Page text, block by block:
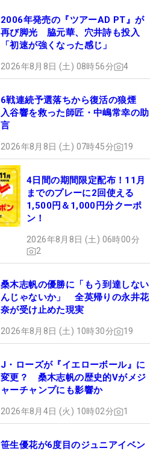
2006年発売の『ツアーAD PT』が
再び脚光 脇元華、穴井詩も投入
「初速が強くなった感じ」
2026年8月8日 (土) 08時56分 4
6戦連続予選落ちから復活の狼煙
入谷響を救った師匠・中嶋常幸の助
言
2026年8月8日 (土) 07時45分 19
4日間の期間限定配布！11月
までのプレーに2回使える
1,500円＆1,000円分クーポ
ン！
2026年8月8日 (土) 06時00分
2
桑木志帆の優勝に「もう到達しない
んじゃないか」 全英帰りの永井花
奈が受け止めた現実
2026年8月8日 (土) 10時30分 19
J・ローズが『イエローボール』に
変更？ 桑木志帆の歴史的Vがメジ
ャーチャンプにも影響か
2026年8月4日 (火) 10時02分 1
笹生優花が6度目のジュニアイベン